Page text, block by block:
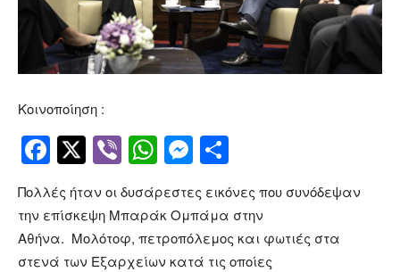
Κοινοποίηση :
Facebook
Twitter
ViberWhatsApp
Messenger
Πολλές ήταν οι δυσάρεστες εικόνες που συνόδεψαν
την επίσκεψη Μπαράκ Ομπάμα στην
Αθήνα. Μολότοφ, πετροπόλεμος και φωτιές στα
στενά των Εξαρχείων κατά τις οποίες